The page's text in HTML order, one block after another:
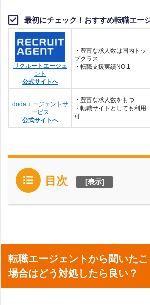
最初にチェック！おすすめ転職エー
リクルートエージェ
ント
公式サイトへ
・豊富な求人数は国内トッ
プクラス
・転職支援実績NO.1
dodaエージェントサ
ービス
公式サイトへ
・豊富な求人数をもつ
・転職サイトとしても利用
可
目次 [表示]
転職エージェントから聞いた
場合はどう対処したら良い？